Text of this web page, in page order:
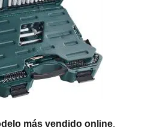
más vendido online.